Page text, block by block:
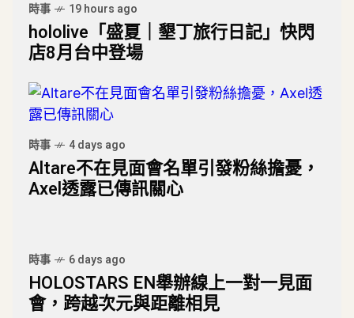
時事 19 hours ago
hololive「盛夏｜墾丁旅行日記」快閃
店8月台中登場
時事 4 days ago
Altare不在見面會名單引發粉絲擔憂，
Axel透露已傳訊關心
時事 6 days ago
HOLOSTARS EN舉辦線上一對一見面
會，跨越次元與距離相見